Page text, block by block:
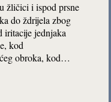
žličici i ispod prsne
do ždrijela zbog
iritacije jednjaka
kod
obroka, kod…